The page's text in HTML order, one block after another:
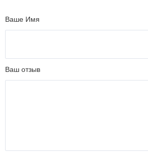
Ваше Имя
Ваш отзыв